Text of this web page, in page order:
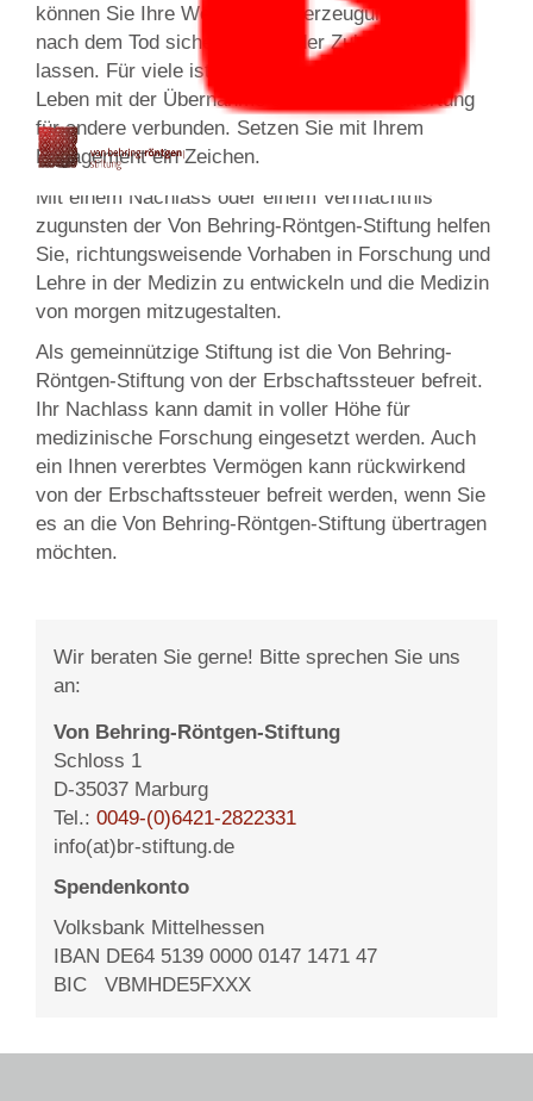
können Sie Ihre Werte und Überzeugungen auch
nach dem Tod sichern und in der Zukunft wirken
lassen. Für viele ist ein erfülltes und sinnvolles
Leben mit der Übernahme sozialer Verantwortung
für andere verbunden. Setzen Sie mit Ihrem
Engagement ein Zeichen.
Mit einem Nachlass oder einem Vermächtnis
zugunsten der Von Behring-Röntgen-Stiftung helfen
Sie, richtungsweisende Vorhaben in Forschung und
Lehre in der Medizin zu entwickeln und die Medizin
von morgen mitzugestalten.
Als gemeinnützige Stiftung ist die Von Behring-
Röntgen-Stiftung von der Erbschaftssteuer befreit.
Ihr Nachlass kann damit in voller Höhe für
medizinische Forschung eingesetzt werden. Auch
ein Ihnen vererbtes Vermögen kann rückwirkend
von der Erbschaftssteuer befreit werden, wenn Sie
es an die Von Behring-Röntgen-Stiftung übertragen
möchten.
Wir beraten Sie gerne! Bitte sprechen Sie uns
an:
Von Behring-Röntgen-Stiftung
Schloss 1
D-35037 Marburg
Tel.: 0049-(0)6421-2822331
info(at)br-stiftung.de
Spendenkonto
Volksbank Mittelhessen
IBAN DE64 5139 0000 0147 1471 47
BIC VBMHDE5FXXX